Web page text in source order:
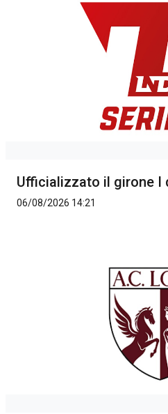
Ufficializzato il girone I
06/08/2026 14:21